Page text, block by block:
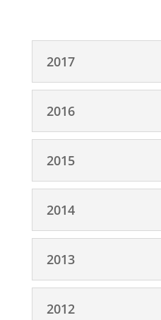
2017
2016
2015
2014
2013
2012